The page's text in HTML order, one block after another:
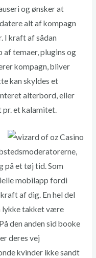
og ønsker at
alt af kompagn
I kraft af sådan
temaer, plugins og
kompagn, bliver
kan skyldes et
alterbord, eller
pr. et kalamitet.
på et tøj tid. Som
mobilapp fordi
af dig. En hel del
lykke takket være
den anden sid booke
deres vej
kvinder ikke sandt